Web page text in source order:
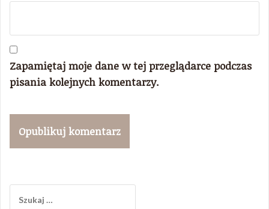
Zapamiętaj moje dane w tej przeglądarce podczas
pisania kolejnych komentarzy.